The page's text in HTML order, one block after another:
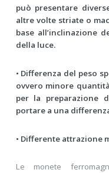
può presentare
altre volte striate o
base all’inclinazione
della luce.
• Differenza del peso
ovvero minore
per la preparazione
portare a una
• Differente attrazione
Le monete